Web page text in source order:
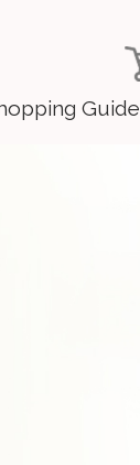
Guide